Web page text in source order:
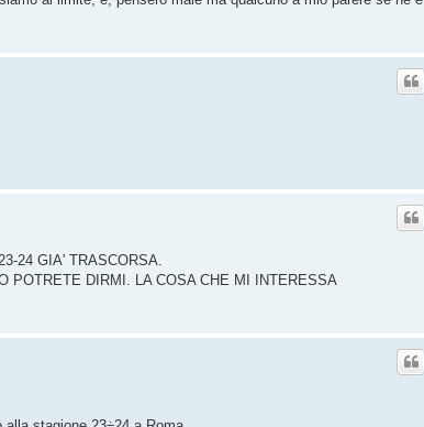
24 GIA' TRASCORSA.
POTRETE DIRMI. LA COSA CHE MI INTERESSA